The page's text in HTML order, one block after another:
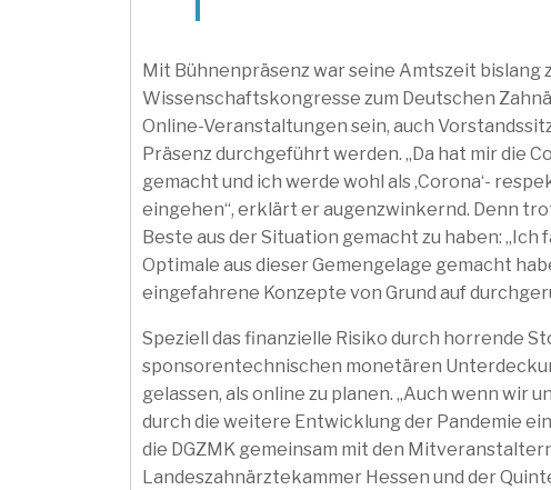
Mit Bühnenpräsenz war seine Amtszeit bislang
Wissenschaftskongresse zum Deutschen
Online-Veranstaltungen sein, auch
Präsenz durchgeführt werden. „Da hat mir die
gemacht und ich werde wohl als ‚Corona‘-
eingehen“, erklärt er augenzwinkernd. Denn
Beste aus der Situation gemacht zu haben: „Ich
Optimale aus dieser Gemengelage gemacht
eingefahrene Konzepte von Grund auf
Speziell das finanzielle Risiko durch horrende
sponsorentechnischen monetären
gelassen, als online zu planen. „Auch wenn wir
durch die weitere Entwicklung der Pandemie
die DGZMK gemeinsam mit den
Landeszahnärztekammer Hessen und der